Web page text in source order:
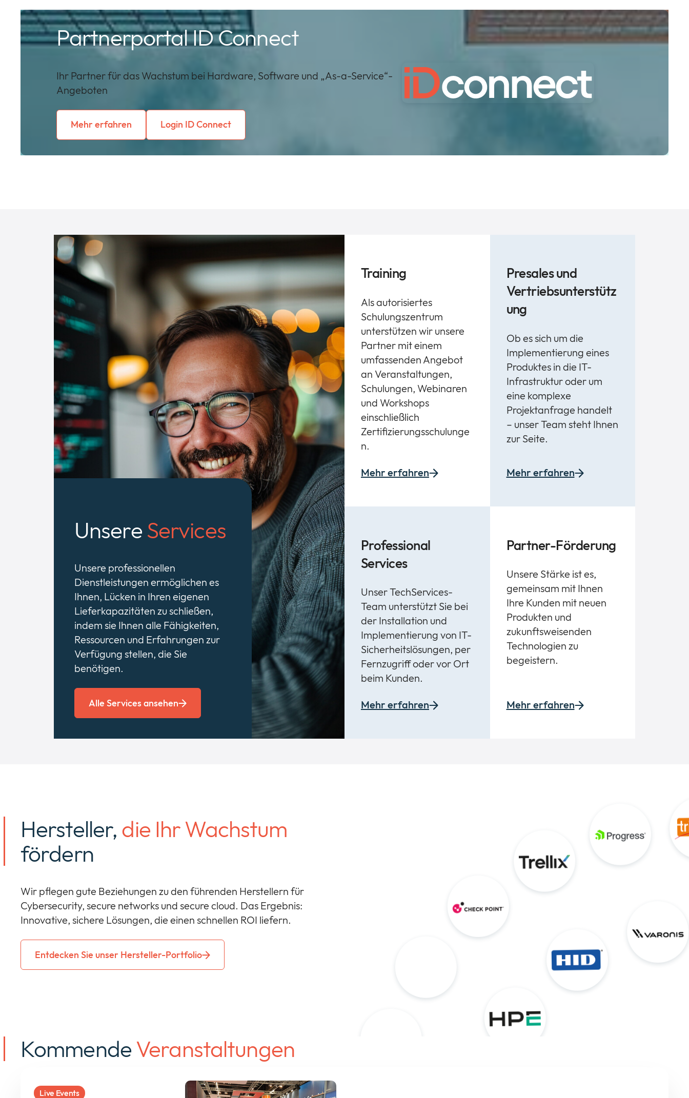
Partnerportal ID Connect
Ihr Partner für das Wachstum bei Hardware, Software und „As-a-Service“-
Angeboten
Mehr erfahren Login ID Connect
Unsere Services
Unsere professionellen
Dienstleistungen ermöglichen es
Ihnen, Lücken in Ihren eigenen
Lieferkapazitäten zu schließen,
indem sie Ihnen alle Fähigkeiten,
Ressourcen und Erfahrungen zur
Verfügung stellen, die Sie
benötigen.
Alle Services ansehen
Training
Als autorisiertes
Schulungszentrum
unterstützen wir unsere
Partner mit einem
umfassenden Angebot
an Veranstaltungen,
Schulungen, Webinaren
und Workshops
einschließlich
Zertifizierungsschulunge
n.
Mehr erfahren
Presales und
Vertriebsunterstütz
ung
Ob es sich um die
Implementierung eines
Produktes in die IT-
Infrastruktur oder um
eine komplexe
Projektanfrage handelt
– unser Team steht Ihnen
zur Seite.
Mehr erfahren
Professional
Services
Unser TechServices-
Team unterstützt Sie bei
der Installation und
Implementierung von IT-
Sicherheitslösungen, per
Fernzugriff oder vor Ort
beim Kunden.
Mehr erfahren
Partner-Förderung
Unsere Stärke ist es,
gemeinsam mit Ihnen
Ihre Kunden mit neuen
Produkten und
zukunftsweisenden
Technologien zu
begeistern.
Mehr erfahren
Hersteller, die Ihr Wachstum
fördern
Wir pflegen gute Beziehungen zu den führenden Herstellern für
Cybersecurity, secure networks und secure cloud. Das Ergebnis:
Innovative, sichere Lösungen, die einen schnellen ROI liefern.
Entdecken Sie unser Hersteller-Portfolio
KommendeVeranstaltungen
Live Events